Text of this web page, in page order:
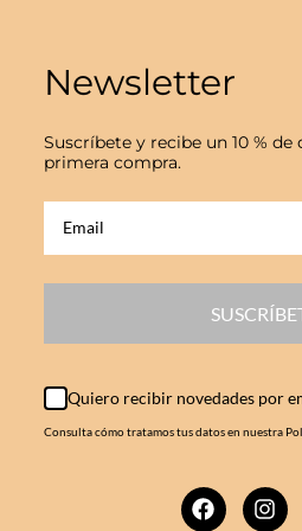
Newsletter
Suscríbete y recibe un 10 % de
primera compra.
Quiero recibir novedades por
Consulta cómo tratamos tus datos en nuestra